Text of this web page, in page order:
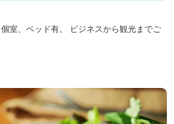
室、ベッド有。 ビジネスから観光までご